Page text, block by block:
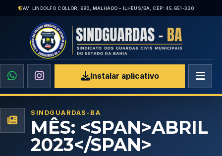
AV. LINDOLFO COLLOR, 690, MALHADO – ILHÉUS/BA, CEP: 45.651-320
Instalar aplicativo
SINDGUARDAS-BA
MÊS: <SPAN>ABRIL
2023</SPAN>